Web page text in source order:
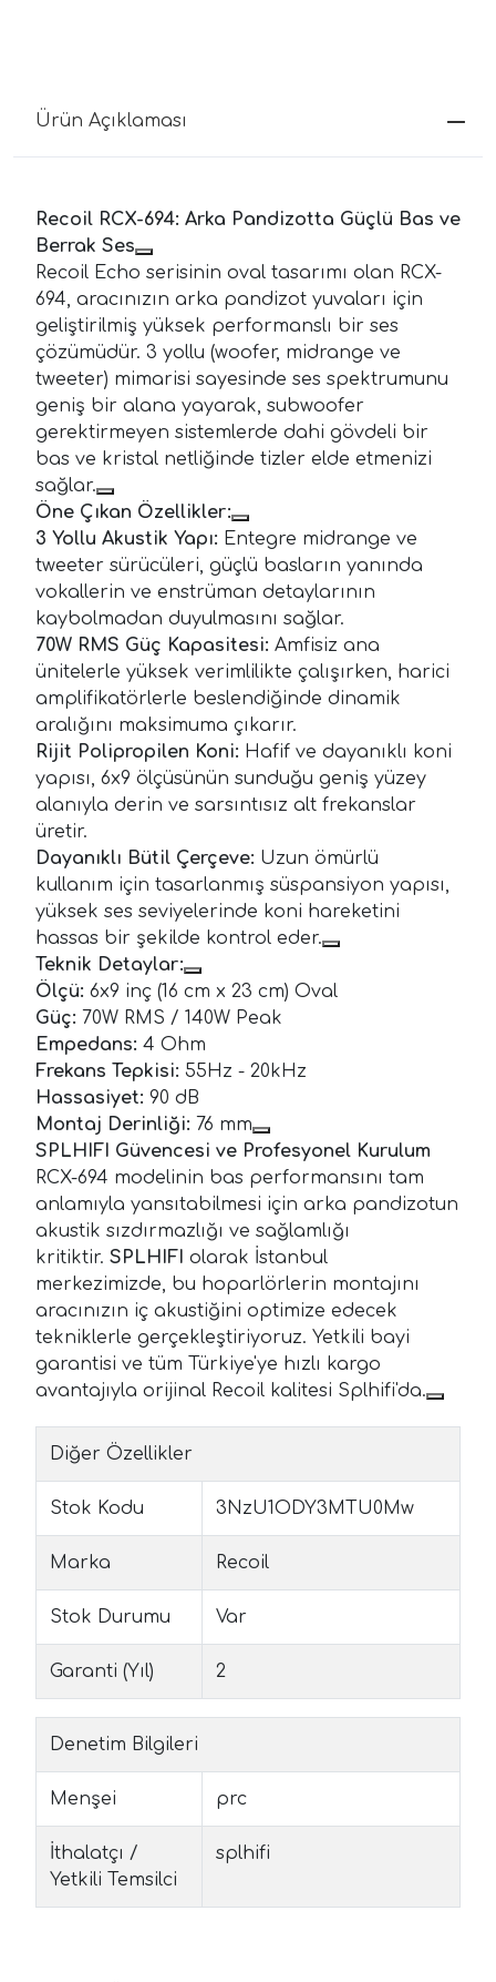
Ürün Açıklaması
Recoil RCX-694: Arka Pandizotta Güçlü Bas ve
Berrak Ses
Recoil Echo serisinin oval tasarımı olan RCX-
694, aracınızın arka pandizot yuvaları için
geliştirilmiş yüksek performanslı bir ses
çözümüdür. 3 yollu (woofer, midrange ve
tweeter) mimarisi sayesinde ses spektrumunu
geniş bir alana yayarak, subwoofer
gerektirmeyen sistemlerde dahi gövdeli bir
bas ve kristal netliğinde tizler elde etmenizi
sağlar.
Öne Çıkan Özellikler:
3 Yollu Akustik Yapı: Entegre midrange ve
tweeter sürücüleri, güçlü basların yanında
vokallerin ve enstrüman detaylarının
kaybolmadan duyulmasını sağlar.
70W RMS Güç Kapasitesi: Amfisiz ana
ünitelerle yüksek verimlilikte çalışırken, harici
amplifikatörlerle beslendiğinde dinamik
aralığını maksimuma çıkarır.
Rijit Polipropilen Koni: Hafif ve dayanıklı koni
yapısı, 6x9 ölçüsünün sunduğu geniş yüzey
alanıyla derin ve sarsıntısız alt frekanslar
üretir.
Dayanıklı Bütil Çerçeve: Uzun ömürlü
kullanım için tasarlanmış süspansiyon yapısı,
yüksek ses seviyelerinde koni hareketini
hassas bir şekilde kontrol eder.
Teknik Detaylar:
Ölçü: 6x9 inç (16 cm x 23 cm) Oval
Güç: 70W RMS / 140W Peak
Empedans: 4 Ohm
Frekans Tepkisi: 55Hz - 20kHz
Hassasiyet: 90 dB
Montaj Derinliği: 76 mm
SPLHIFI Güvencesi ve Profesyonel Kurulum
RCX-694 modelinin bas performansını tam
anlamıyla yansıtabilmesi için arka pandizotun
akustik sızdırmazlığı ve sağlamlığı
kritiktir. SPLHIFI olarak İstanbul
merkezimizde, bu hoparlörlerin montajını
aracınızın iç akustiğini optimize edecek
tekniklerle gerçekleştiriyoruz. Yetkili bayi
garantisi ve tüm Türkiye'ye hızlı kargo
avantajıyla orijinal Recoil kalitesi Splhifi'da.
Diğer Özellikler
Stok Kodu 3NzU1ODY3MTU0Mw
Marka Recoil
Stok Durumu Var
Garanti (Yıl) 2
Denetim Bilgileri
Menşei prc
İthalatçı /
Yetkili Temsilci
splhifi